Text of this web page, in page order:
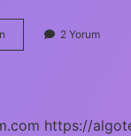
Tıp
2 Yorum
https://